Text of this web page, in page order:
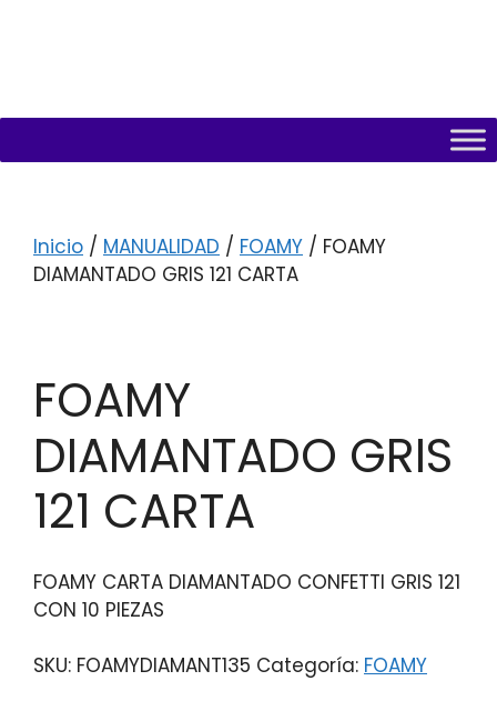
Inicio / MANUALIDAD / FOAMY / FOAMY
DIAMANTADO GRIS 121 CARTA
FOAMY
DIAMANTADO GRIS
121 CARTA
FOAMY CARTA DIAMANTADO CONFETTI GRIS 121
CON 10 PIEZAS
SKU: FOAMYDIAMANT135 Categoría: FOAMY